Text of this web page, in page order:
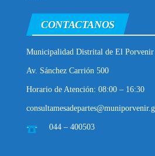
CONTACTANOS
Municipalidad Distrital de El Porvenir
Av. Sánchez Carrión 500
Horario de Atención: 08:00 – 16:30
044 – 400503